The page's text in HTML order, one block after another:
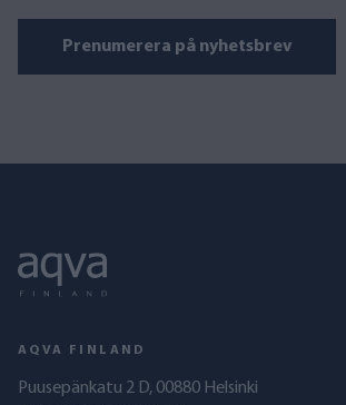
Prenumerera på nyhetsbrev
AQVA FINLAND
Puusepänkatu 2 D, 00880 Helsinki